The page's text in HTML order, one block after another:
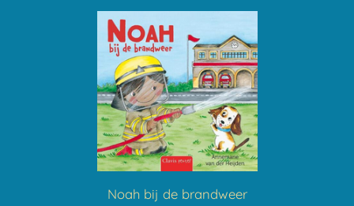
Noah bij de brandweer